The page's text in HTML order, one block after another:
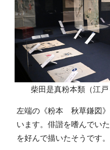
柴田是真粉本類（江戸
左端の《粉本 秋草鎌図
います。俳諧を嗜んでい
を好んで描いたそうです。